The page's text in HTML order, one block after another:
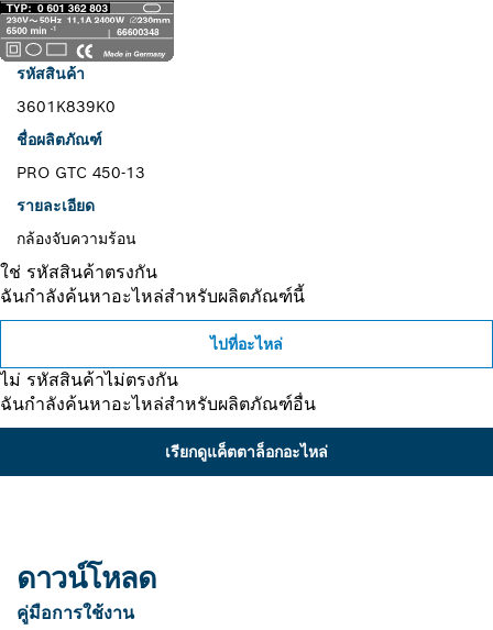
รหัสสินค้า
3601K839K0
ชื่อผลิตภัณฑ์
PRO GTC 450-13
รายละเอียด
กล้องจับความร้อน
ใช่ รหัสสินค้าตรงกัน
ฉันกำลังค้นหาอะไหล่สำหรับผลิตภัณฑ์นี้
ไปที่อะไหล่
ไม่ รหัสสินค้าไม่ตรงกัน
ฉันกำลังค้นหาอะไหล่สำหรับผลิตภัณฑ์อื่น
เรียกดูแค็ตตาล็อกอะไหล่
ดาวน์โหลด
คู่มือการใช้งาน